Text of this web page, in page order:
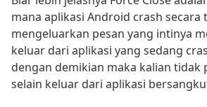
mana aplikasi Android crash secara
mengeluarkan pesan yang intinya
keluar dari aplikasi yang sedang
dengan demikian maka kalian tidak
selain keluar dari aplikasi